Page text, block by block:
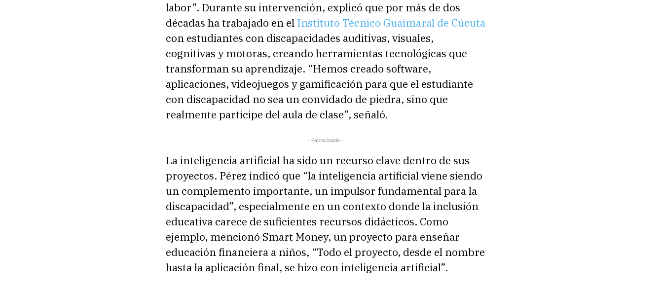
labor”. Durante su intervención, explicó que por más de dos
décadas ha trabajado en el Instituto Técnico Guaimaral de Cúcuta
con estudiantes con discapacidades auditivas, visuales,
cognitivas y motoras, creando herramientas tecnológicas que
transforman su aprendizaje. “Hemos creado software,
aplicaciones, videojuegos y gamificación para que el estudiante
con discapacidad no sea un convidado de piedra, sino que
realmente participe del aula de clase”, señaló.
- Patrocinado -
La inteligencia artificial ha sido un recurso clave dentro de sus
proyectos. Pérez indicó que “la inteligencia artificial viene siendo
un complemento importante, un impulsor fundamental para la
discapacidad”, especialmente en un contexto donde la inclusión
educativa carece de suficientes recursos didácticos. Como
ejemplo, mencionó Smart Money, un proyecto para enseñar
educación financiera a niños, “Todo el proyecto, desde el nombre
hasta la aplicación final, se hizo con inteligencia artificial”.